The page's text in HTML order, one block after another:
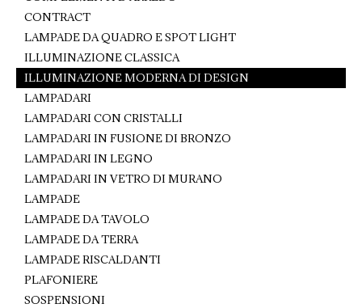
CONTRACT
LAMPADE DA QUADRO E SPOT LIGHT
ILLUMINAZIONE CLASSICA
ILLUMINAZIONE MODERNA DI DESIGN
LAMPADARI
LAMPADARI CON CRISTALLI
LAMPADARI IN FUSIONE DI BRONZO
LAMPADARI IN LEGNO
LAMPADARI IN VETRO DI MURANO
LAMPADE
LAMPADE DA TAVOLO
LAMPADE DA TERRA
LAMPADE RISCALDANTI
PLAFONIERE
SOSPENSIONI